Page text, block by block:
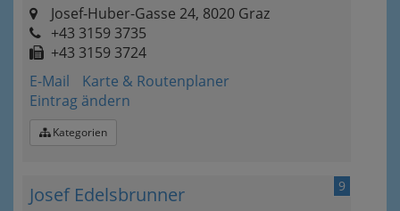
Josef-Huber-Gasse 24, 8020 Graz
+43 3159 3735
+43 3159 3724
E-Mail
Karte & Routenplaner
Eintrag ändern
Kategorien
9
Josef Edelsbrunner